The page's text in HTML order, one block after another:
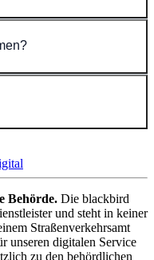
Behörde. Die blackbird
und steht in keiner
Straßenverkehrsamt
unseren digitalen Service
zu den behördlichen